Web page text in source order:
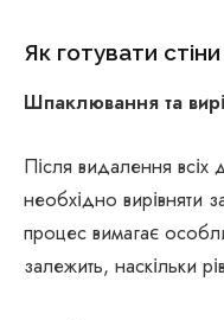
Як готувати
Шпаклювання та
Після видалення всіх
необхідно вирівняти
процес вимагає
залежить, наскільки